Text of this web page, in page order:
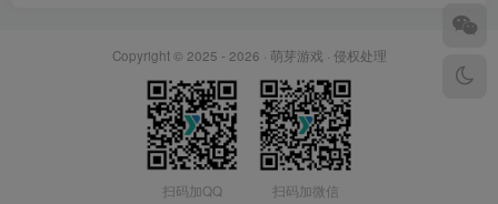
Copyright © 2025 - 2026 · 萌芽游戏 · 侵权处理
扫码加QQ 扫码加微信